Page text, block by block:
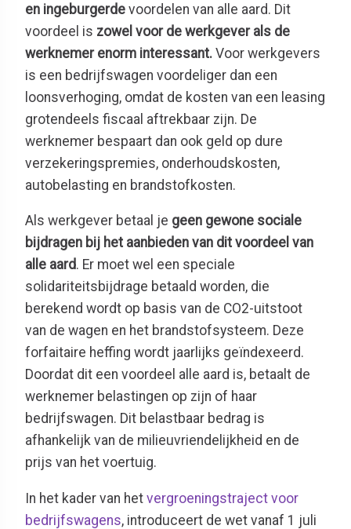
en ingeburgerde voordelen van alle aard. Dit
voordeel is zowel voor de werkgever als de
werknemer enorm interessant. Voor werkgevers
is een bedrijfswagen voordeliger dan een
loonsverhoging, omdat de kosten van een leasing
grotendeels fiscaal aftrekbaar zijn. De
werknemer bespaart dan ook geld op dure
verzekeringspremies, onderhoudskosten,
autobelasting en brandstofkosten.
Als werkgever betaal je geen gewone sociale
bijdragen bij het aanbieden van dit voordeel van
alle aard. Er moet wel een speciale
solidariteitsbijdrage betaald worden, die
berekend wordt op basis van de CO2-uitstoot
van de wagen en het brandstofsysteem. Deze
forfaitaire heffing wordt jaarlijks geïndexeerd.
Doordat dit een voordeel alle aard is, betaalt de
werknemer belastingen op zijn of haar
bedrijfswagen. Dit belastbaar bedrag is
afhankelijk van de milieuvriendelijkheid en de
prijs van het voertuig.
In het kader van het vergroeningstraject voor
bedrijfswagens, introduceert de wet vanaf 1 juli